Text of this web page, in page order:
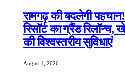
रामगढ़ की बदलेगी
रिसॉर्ट का ग्रैंड
की विश्वस्तरीय सुविधाएं
August 1, 2026